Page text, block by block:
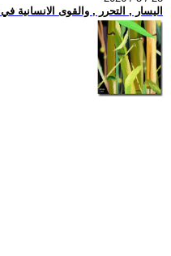
اليسار , التحرر , والقوى الانسانية في